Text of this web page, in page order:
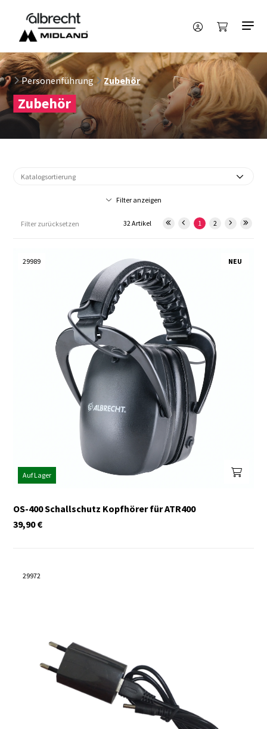
Personenführung Zubehör
Zubehör
Filter anzeigen
Filter zurücksetzen 1 2
32 Artikel
NEU
29989
Auf Lager
OS-400 Schallschutz Kopfhörer für ATR400
€
39,90
29972